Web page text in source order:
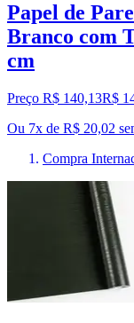
Papel de
Branco com
cm
Preço R$ 140,13R$
Ou 7x de R$ 20,02
Compra